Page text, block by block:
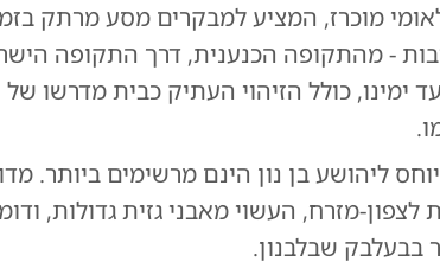
מוכרז, המציע למבקרים מסע מרתק
- מהתקופה הכנענית, דרך התקופה
ימינו, כולל הזיהוי העתיק כבית מדרשו של
ליהושע בן נון הינם מרשימים ביותר.
מזרח, העשוי מאבני גזית גדולות,
שבלבנון.